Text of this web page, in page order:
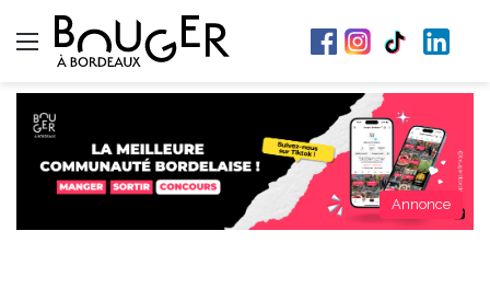
Menu
Annonce